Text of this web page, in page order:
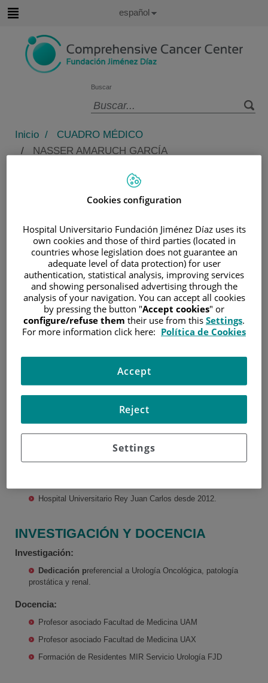
contenido
Buscar
idioma
Idioma
Español
Inicio / CUADRO MÉDICO
/
NASSER AMARUCH GARCÍA
Nasser Amaruch García
Nasser Amaruch
TITULACIÓN
y Cirugía por la
Universidad Complutense
de Madrid. 1998.
Médico especialista en
Alergología e Inmunología
clínica. Hospital Ramón y
Cajal (2001-2005).
Diploma de Estudios
Avanzados. Universidad
Urología. Hospital
Universitario Fundación
EXPERIENCIA
Médico adjunto de Urología en Hospital IDC Madrid.
Hospital Universitario Rey Juan Carlos desde 2012.
INVESTIGACIÓN Y DOCENCIA
Investigación:
Dedicación preferencial a Urología Oncológica, patología
prostática y renal.
Docencia:
Profesor asociado Facultad de Medicina UAM
Profesor asociado Facultad de Medicina UAX
Formación de Residentes MIR Servicio Urología FJD
Cookies configuration
Hospital Universitario Fundación Jiménez Díaz uses its
own cookies and those of third parties (located in
countries whose legislation does not guarantee an
adequate level of data protection) for user
authentication, statistical analysis, improving services
and showing personalised advertising through the
analysis of your navigation. You can accept all cookies
by pressing the button "Accept cookies" or
configure/refuse them their use from this Settings.
For more information click here: Política de Cookies
Settings
Reject
Accept